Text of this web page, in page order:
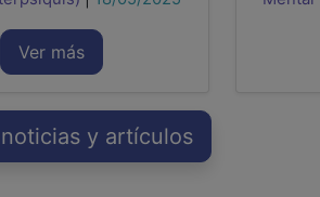
Ver más
y artículos